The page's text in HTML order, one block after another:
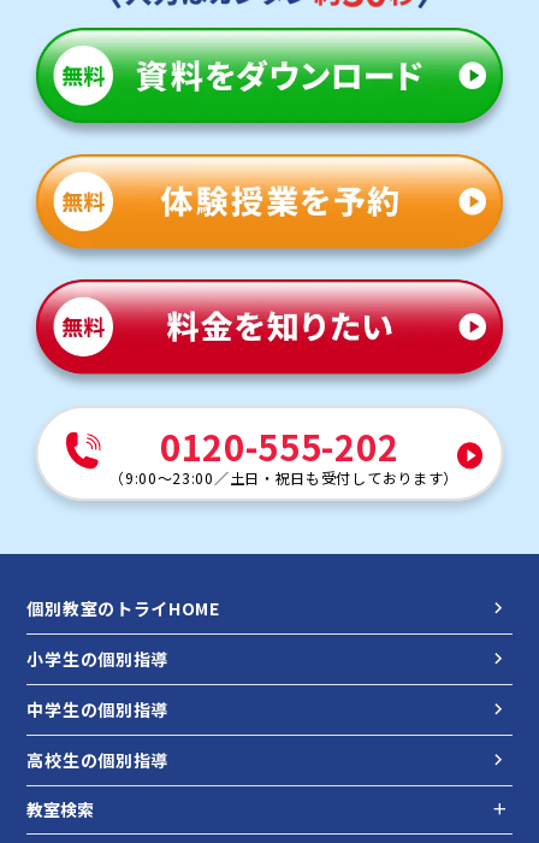
0120-555-202
（9:00～23:00 ／土日・祝日も受付しております）
個別教室のトライHOME
小学生の個別指導
中学生の個別指導
高校生の個別指導
教室検索